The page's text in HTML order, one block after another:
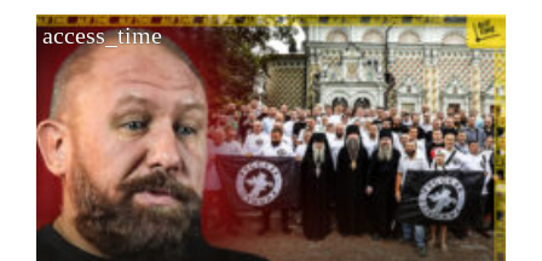
access_time